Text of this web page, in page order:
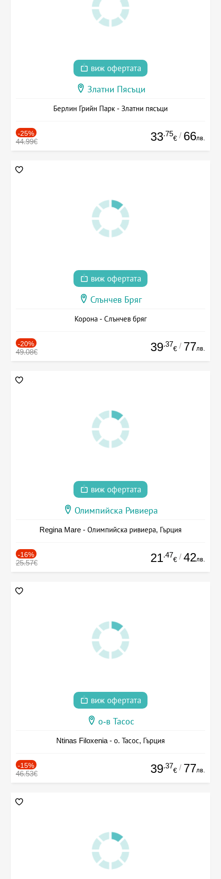
виж офертата
Златни Пясъци
Берлин Грийн Парк - Златни пясъци
-25%
44.99€ 33.75
€ / 66лв.
виж офертата
Слънчев Бряг
Корона - Слънчев бряг
-20%
49.08€ 39.37
€ / 77лв.
виж офертата
Олимпийска Ривиера
Regina Mare - Олимпийска ривиера, Гърция
-16%
25.57€ 21.47
€ / 42лв.
виж офертата
о-в Тасос
Ntinas Filoxenia - о. Тасос, Гърция
-15%
46.53€ 39.37
€ / 77лв.